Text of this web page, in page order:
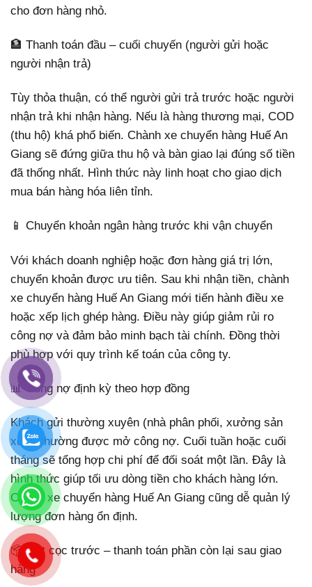
cho đơn hàng nhỏ.
🏦 Thanh toán đầu – cuối chuyến (người gửi hoặc
người nhận trả)
Tùy thỏa thuận, có thể người gửi trả trước hoặc người
nhận trả khi nhận hàng. Nếu là hàng thương mại, COD
(thu hộ) khá phổ biến. Chành xe chuyển hàng Huế An
Giang sẽ đứng giữa thu hộ và bàn giao lại đúng số tiền
đã thống nhất. Hình thức này linh hoạt cho giao dịch
mua bán hàng hóa liên tỉnh.
📱 Chuyển khoản ngân hàng trước khi vận chuyển
Với khách doanh nghiệp hoặc đơn hàng giá trị lớn,
chuyển khoản được ưu tiên. Sau khi nhận tiền, chành
xe chuyển hàng Huế An Giang mới tiến hành điều xe
hoặc xếp lịch ghép hàng. Điều này giúp giảm rủi ro
công nợ và đảm bảo minh bạch tài chính. Đồng thời
phù hợp với quy trình kế toán của công ty.
📊 Công nợ định kỳ theo hợp đồng
Khách gửi thường xuyên (nhà phân phối, xưởng sản
xuất) thường được mở công nợ. Cuối tuần hoặc cuối
tháng sẽ tổng hợp chi phí để đối soát một lần. Đây là
hình thức giúp tối ưu dòng tiền cho khách hàng lớn.
Chành xe chuyển hàng Huế An Giang cũng dễ quản lý
lượng đơn hàng ổn định.
📦 Đặt cọc trước – thanh toán phần còn lại sau giao
hàng